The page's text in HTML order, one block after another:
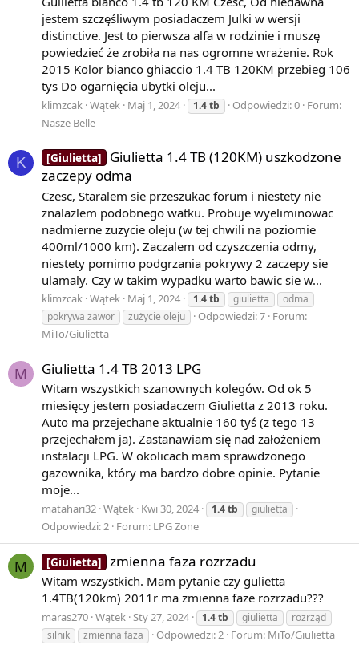
4
+
…
{\displaystyle 1-2+3-4+\ldots }
„sumę”
1
4
{\displaystyle {\tfrac {1}{4}}.}
Sumowalność metodą Cesàro jest jedną z kilku metod,
które nie definiują sumy dla szeregu
jestem szczęśliwym posiadaczem Julki w wersji
distinctive. Jest to pierwsza alfa w rodzinie i muszę
powiedzieć że zrobiła na nas ogromne wrażenie. Rok
2015 Kolor bianco ghiaccio 1.4 TB 120KM przebieg 106
tys Do ogarnięcia ubytki oleju...
klimzcak Wątek Maj 1, 2024 1.4tb Odpowiedzi: 0 Forum:
Nasze Belle
K [Giulietta]
Giulietta 1.4 TB (120KM) uszkodzone
zaczepy odma
Czesc, Staralem sie przeszukac forum i niestety nie
znalazlem podobnego watku. Probuje wyeliminowac
nadmierne zuzycie oleju (w tej chwili na poziomie
400ml/1000 km). Zaczalem od czyszczenia odmy,
niestety pomimo podgrzania pokrywy 2 zaczepy sie
ulamaly. Czy w takim wypadku warto bawic sie w...
klimzcak Wątek Maj 1, 2024 1.4tb giulietta
odma
pokrywa zawor
zużycie oleju Odpowiedzi: 7 Forum:
MiTo/Giulietta
M Giulietta 1.4 TB 2013 LPG
Witam wszystkich szanownych kolegów. Od ok 5
miesięcy jestem posiadaczem Giulietta z 2013 roku.
Auto ma przejechane aktualnie 160 tyś (z tego 13
przejechałem ja). Zastanawiam się nad założeniem
instalacji LPG. W okolicach mam sprawdzonego
gazownika, który ma bardzo dobre opinie. Pytanie
moje...
matahari32 Wątek Kwi 30, 2024 1.4tb giulietta
Odpowiedzi: 2 Forum: LPG Zone
M [Giulietta] zmienna faza rozrzadu
Witam wszystkich. Mam pytanie czy gulietta
1.4TB(120km) 2011r ma zmienna faze rozrzadu???
maras270 Wątek Sty 27, 2024 1.4tb giulietta
rozrząd
silnik
zmienna faza Odpowiedzi: 2 Forum: MiTo/Giulietta